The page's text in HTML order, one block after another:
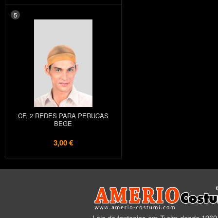
5
CF. 2 REDES PARA PERUCAS
BEGE
3,00 €